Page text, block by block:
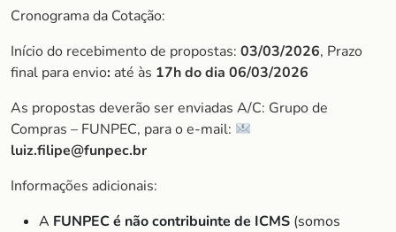
Cronograma da Cotação:
Início do recebimento de propostas: 03/03/2026, Prazo
final para envio: até às 17h do dia 06/03/2026
As propostas deverão ser enviadas A/C: Grupo de
Compras – FUNPEC, para o e-mail:
luiz.filipe@funpec.br
Informações adicionais:
A FUNPEC é não contribuinte de ICMS (somos